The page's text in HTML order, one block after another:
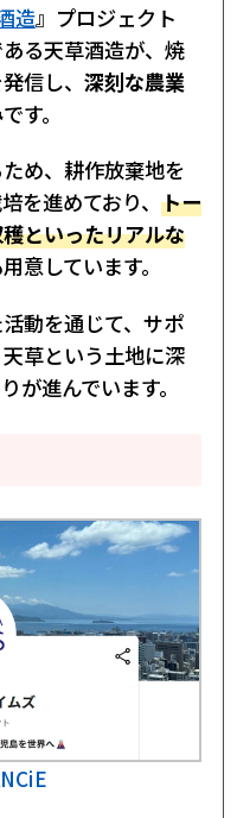
造』プロジェクト
る天草酒造が、焼
信し、 深刻な農業
です。
め、耕作放棄地を
を進めており、 トー
といったリアルな
意しています。
動を通じて、サポ
草という土地に深
が進んでいます。